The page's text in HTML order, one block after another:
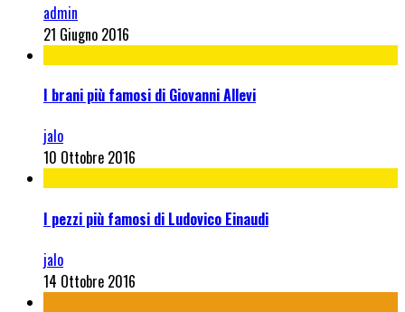
admin
21 Giugno 2016
I brani più famosi di Giovanni Allevi
jalo
10 Ottobre 2016
I pezzi più famosi di Ludovico Einaudi
jalo
14 Ottobre 2016